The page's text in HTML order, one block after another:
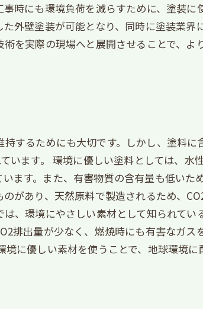
時にも環境負荷を減らすために、塗装に
外壁塗装が可能となり、同時に塗装業界
を実際の現場へと展開させることで、よ
するためにも大切です。しかし、塗料に
います。 環境に優しい塗料としては、水
ます。また、有害物質の含有量も低いた
があり、天然原料で製造されるため、
、環境にやさしい素材として知られてい
排出量が少なく、燃焼時にも有害なガス
に優しい素材を使うことで、地球環境に